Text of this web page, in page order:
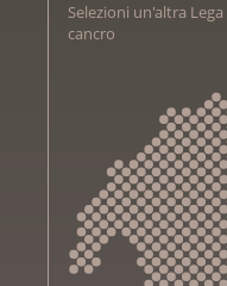
Selezioni un'altra
cancro